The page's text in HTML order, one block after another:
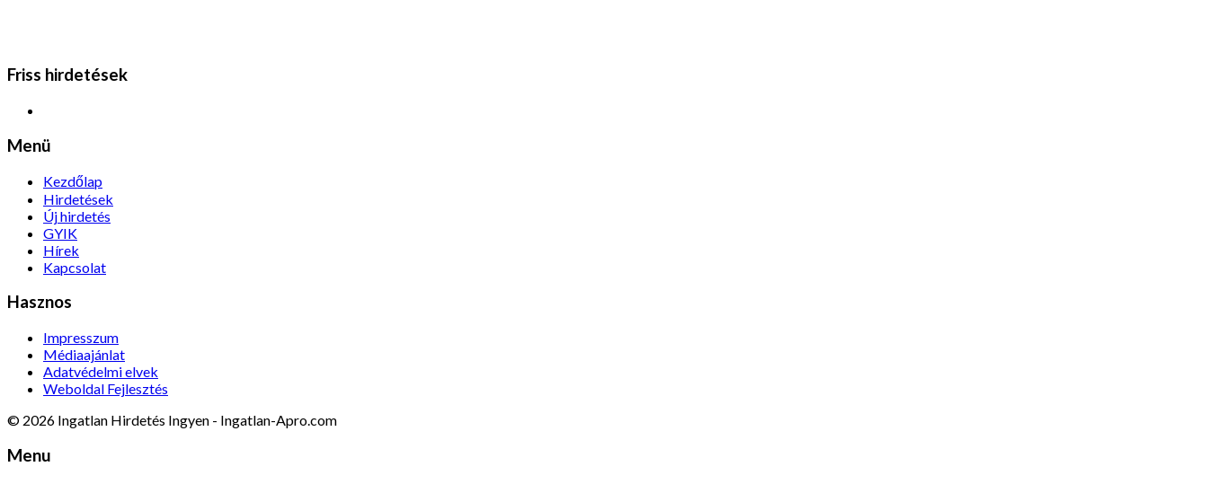
Friss hirdetések
Menü
Kezdőlap
Hirdetések
Új hirdetés
GYIK
Hírek
Kapcsolat
Hasznos
Impresszum
Médiaajánlat
Adatvédelmi elvek
Weboldal Fejlesztés
© 2026 Ingatlan Hirdetés Ingyen - Ingatlan-Apro.com
Menu